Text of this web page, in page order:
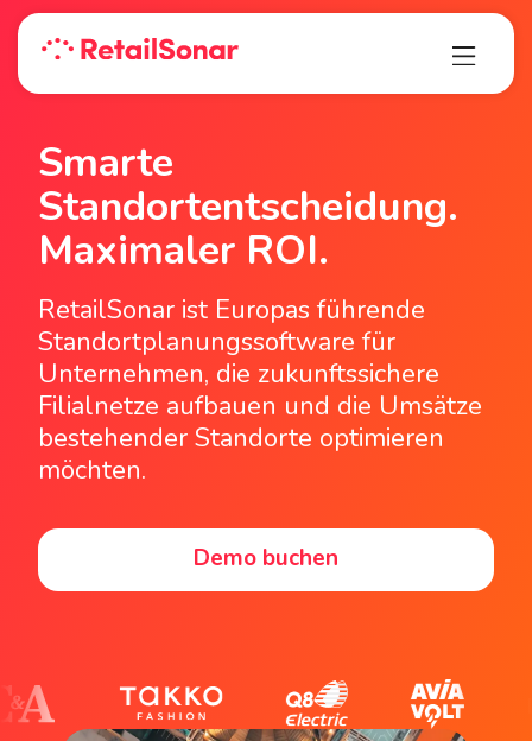
Smarte
Standortentscheidung­.
Maximaler ROI.
RetailSonar ist Europas führende
Standortplanungssoftware für
Unternehmen, die zukunftssichere
Filialnetze aufbauen und die Umsätze
bestehender Standorte optimieren
möchten.
Demo buchen